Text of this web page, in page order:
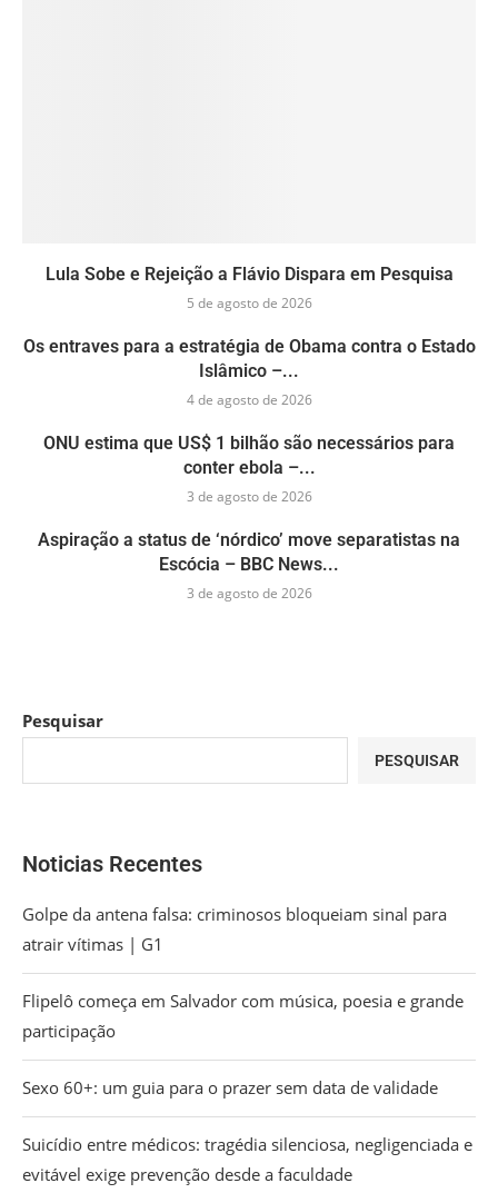
Lula Sobe e Rejeição a Flávio Dispara em Pesquisa
5 de agosto de 2026
Os entraves para a estratégia de Obama contra o Estado
Islâmico –...
4 de agosto de 2026
ONU estima que US$ 1 bilhão são necessários para
conter ebola –...
3 de agosto de 2026
Aspiração a status de ‘nórdico’ move separatistas na
Escócia – BBC News...
3 de agosto de 2026
Pesquisar
PESQUISAR
Noticias Recentes
Golpe da antena falsa: criminosos bloqueiam sinal para
atrair vítimas | G1
Flipelô começa em Salvador com música, poesia e grande
participação
Sexo 60+: um guia para o prazer sem data de validade
Suicídio entre médicos: tragédia silenciosa, negligenciada e
evitável exige prevenção desde a faculdade